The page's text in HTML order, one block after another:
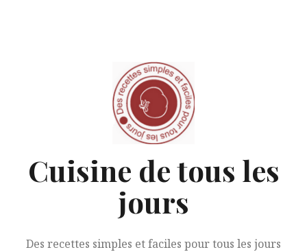
Cuisine de tous les
jours
Des recettes simples et faciles pour tous les jours